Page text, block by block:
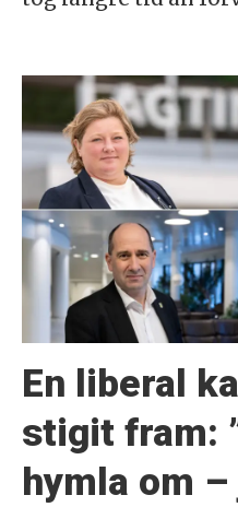
En liberal
stigit fram:
hymla om –